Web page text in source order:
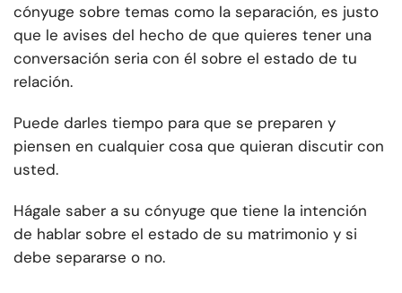
cónyuge sobre temas como la separación, es justo
que le avises del hecho de que quieres tener una
conversación seria con él sobre el estado de tu
relación.
Puede darles tiempo para que se preparen y
piensen en cualquier cosa que quieran discutir con
usted.
Hágale saber a su cónyuge que tiene la intención
de hablar sobre el estado de su matrimonio y si
debe separarse o no.